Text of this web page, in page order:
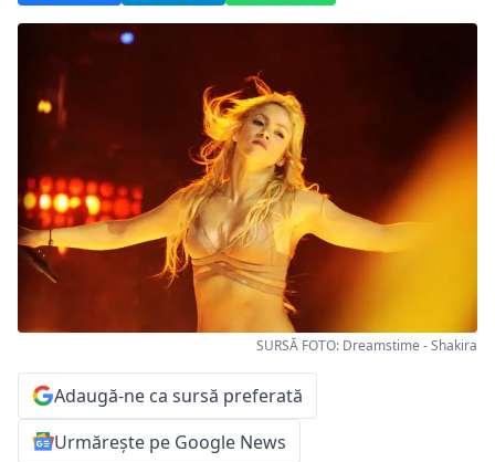
SURSĂ FOTO: Dreamstime - Shakira
Adaugă-ne ca sursă preferată
Urmărește pe Google News